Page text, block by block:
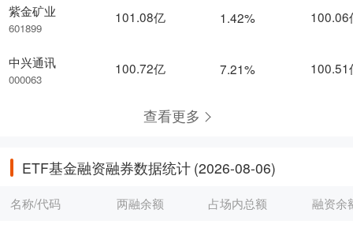
紫金矿业
601899
中兴通讯
000063
101.08亿 1.42% 100.06
100.72亿 7.21% 100.51
查看更多
ETF基金融资融券数据统计 (2026-08-06)
名称/代码 两融余额 占场内总额 融资余